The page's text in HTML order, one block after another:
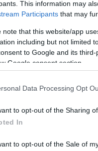
This information may
Participants that may
note that this website/app
including but not limited
to Google and its
Google consent section.
Data Processing Opt
to opt-out of the Sharing
In
to opt-out of the Sale of
rá. A
értesültem
megtudtam: könyvet ír.
a kedvencére
könyve messze
Sanyika.